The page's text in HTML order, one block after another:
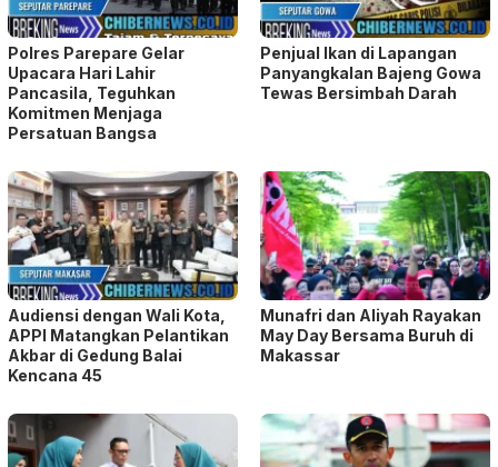
Polres Parepare Gelar
Upacara Hari Lahir
Pancasila, Teguhkan
Komitmen Menjaga
Persatuan Bangsa
Penjual Ikan di Lapangan
Panyangkalan Bajeng Gowa
Tewas Bersimbah Darah
Audiensi dengan Wali Kota,
APPI Matangkan Pelantikan
Akbar di Gedung Balai
Kencana 45
Munafri dan Aliyah Rayakan
May Day Bersama Buruh di
Makassar